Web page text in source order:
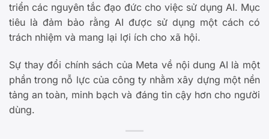
triển các nguyên tắc đạo đức cho việc sử dụng AI. Mục
tiêu là đảm bảo rằng AI được sử dụng một cách có
trách nhiệm và mang lại lợi ích cho xã hội.
Sự thay đổi chính sách của Meta về nội dung AI là một
phần trong nỗ lực của công ty nhằm xây dựng một nền
tảng an toàn, minh bạch và đáng tin cậy hơn cho người
dùng.